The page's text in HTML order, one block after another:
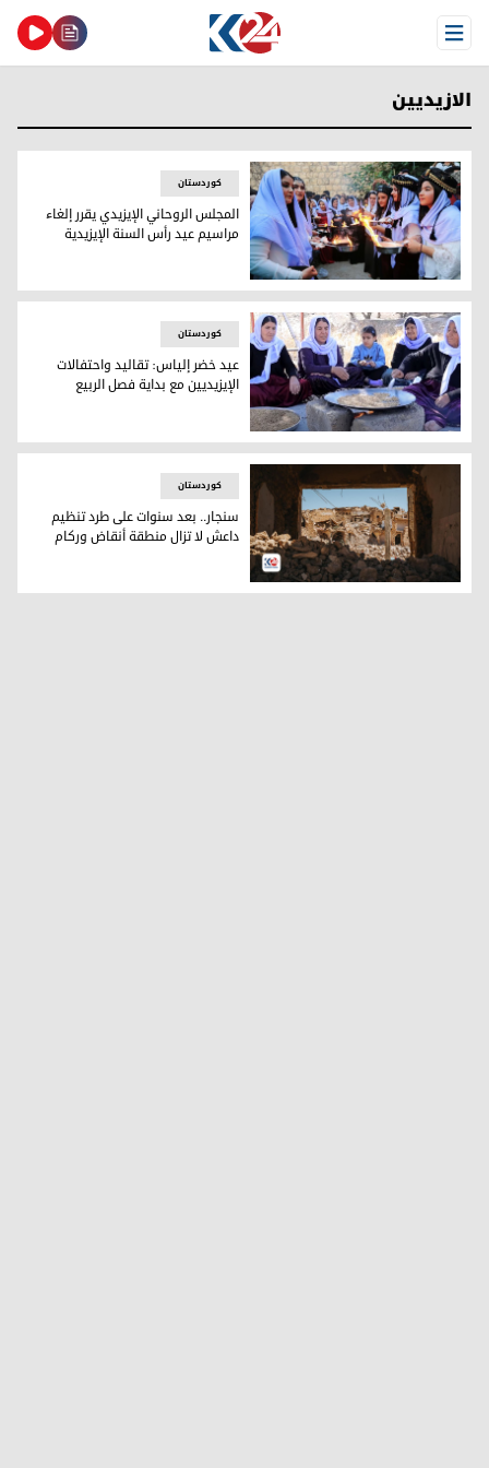
Open Menu
الازيديين
المجلس الروحاني الإيزيدي يقرر إلغاء مراسيم عيد رأس السنة
کوردستان
المجلس الروحاني الإيزيدي يقرر إلغاء
مراسيم عيد رأس السنة الإيزيدية
عيد خضر إلياس: تقاليد واحتفالات الإيزيديين مع بداية فصل
کوردستان
عيد خضر إلياس: تقاليد واحتفالات
الإيزيديين مع بداية فصل الربيع
سنجار.. بعد سنوات على طرد تنظيم داعش لا تزال منطقة
کوردستان
سنجار.. بعد سنوات على طرد تنظيم
داعش لا تزال منطقة أنقاض وركام